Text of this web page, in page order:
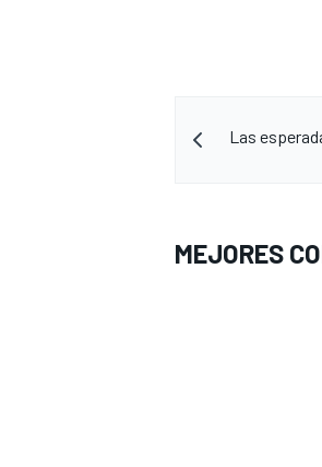
Las
MEJORES